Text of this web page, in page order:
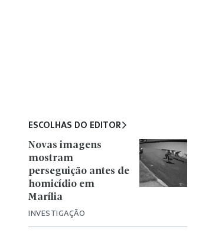
ESCOLHAS DO EDITOR
INVESTIGAÇÃO
Novas imagens
mostram
perseguição antes de
homicídio em
Marília